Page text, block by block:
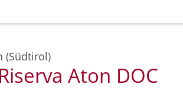
(Südtirol)
Aton DOC